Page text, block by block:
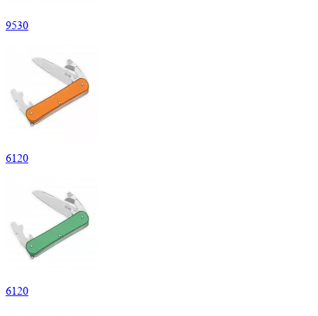
9530
6120
6120